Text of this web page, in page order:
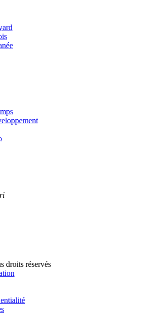
droits réservés